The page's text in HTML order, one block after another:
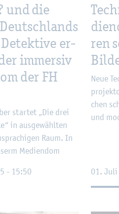
und die
er­
im­mer­siv
der FH
star­tet „Die drei
in aus­ge­wähl­ten
Raum. In
Me­di­en­dom
- 15:50
ren
Neue
chen
und
01. Juli